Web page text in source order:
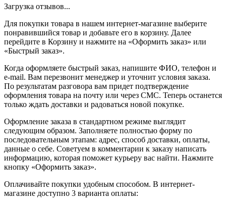
Загрузка отзывов...
Для покупки товара в нашем интернет-магазине выберите
понравившийся товар и добавьте его в корзину. Далее
перейдите в Корзину и нажмите на «Оформить заказ» или
«Быстрый заказ».
Когда оформляете быстрый заказ, напишите ФИО, телефон и
e-mail. Вам перезвонит менеджер и уточнит условия заказа.
По результатам разговора вам придет подтверждение
оформления товара на почту или через СМС. Теперь останется
только ждать доставки и радоваться новой покупке.
Оформление заказа в стандартном режиме выглядит
следующим образом. Заполняете полностью форму по
последовательным этапам: адрес, способ доставки, оплаты,
данные о себе. Советуем в комментарии к заказу написать
информацию, которая поможет курьеру вас найти. Нажмите
кнопку «Оформить заказ».
Оплачивайте покупки удобным способом. В интернет-
магазине доступно 3 варианта оплаты: